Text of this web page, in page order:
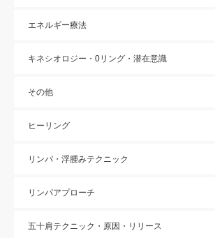
エネルギー療法
キネシオロジー・0リング・潜在意識
その他
ヒーリング
リンパ・浮腫みテクニック
リンパアプローチ
五十肩テクニック・原因・リリース